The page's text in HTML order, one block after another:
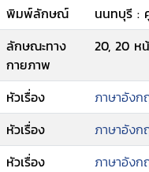
พิมพ์ลักษณ์
นนทบุรี :
ลักษณะทาง
กายภาพ
20, 20 ห
หัวเรื่อง
ภาษาอัง
หัวเรื่อง
ภาษาอังก
หัวเรื่อง
ภาษาอัง